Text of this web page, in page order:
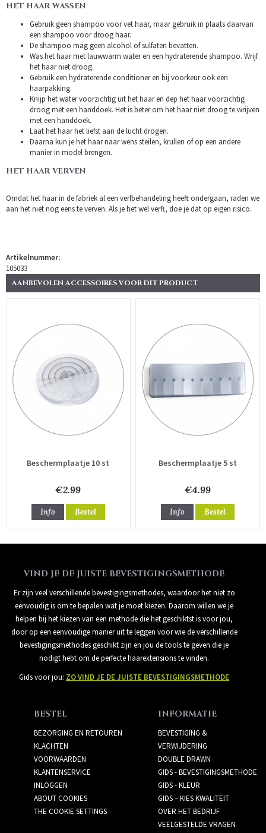
HET HAAR WASSEN
Gebruik geen shampoo voor vet haar, maar gebruik in plaats daarvan
een shampoo voor droog haar.
De shampoo mag geen alcohol of sulfaten bevatten.
Was het haar met lauwwarm water en een hydraterende shampoo. Wrijf
het haar niet droog.
Gebruik een hydraterende conditioner en bij voorkeur ook een
haarpakking.
Knijp het water voorzichtig uit het haar en dep het haar voorzichtig
droog met een handdoek. Het is beter om het haar niet droog te wrijven
met een handdoek.
Laat het haar het liefst aan de lucht drogen.
Daarna kun je het haar naar wens steilen, krullen of op een andere
manier in model brengen.
HET HAAR VERVEN
Omdat het haar in de fabriek al een verfbehandeling heeft ondergaan, raden we
aan het niet nog eens te verven. Als je het wel verft, doe je dat op eigen risico.
Artikelnummer:
105033
AANBEVOLEN ACCESSOIRES VOOR DIT PRODUCT
Beschermplaatje 10 st
€2.99
Info Bestel
Beschermplaatje 5 st
€4.99
Info Bestel
VIND JE DE JUISTE BEVESTIGINGSMETHODE
Er zijn veel verschillende bevestigingsmethodes, waardoor het niet zo
eenvoudig is om te bepalen wat je moet kiezen. Daarom willen we je
helpen bij het kiezen van een methode die het geschiktst is voor jou,
door op een eenvoudige manier uit te leggen voor wie de verschillende
bevestigingsmethodes geschikt zijn en jou de tools te geven die je
nodigt hebt om de perfecte haarextensions te vinden.
Gids voor jou: ZO VIND JE DE JUISTE BEVESTIGINGSMETHODE
BESTEL
BEZORGING EN RETOUREN
KLACHTEN
VOORWAARDEN
KLANTENSERVICE
INLOGGEN
ABOUT COOKIES
THE COOKIE SETTINGS
INFORMATIE
BEVESTIGING &
VERWIJDERING
DOUBLE DRAWN
GIDS - BEVESTIGINGSMETHODE
GIDS - KLEUR
GIDS – KIES KWALITEIT
OVER HET BEDRIJF
VEELGESTELDE VRAGEN